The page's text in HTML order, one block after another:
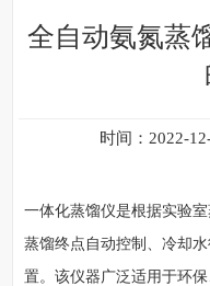
全自动氨氮蒸
时间：2022-
一体化蒸馏仪是根据实验
蒸馏终点自动控制、冷却
置。该仪器广泛适用于环